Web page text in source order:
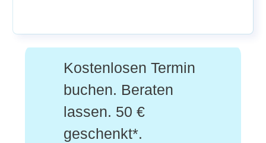
Kostenlosen Termin
buchen. Beraten
lassen. 50 €
geschenkt*.